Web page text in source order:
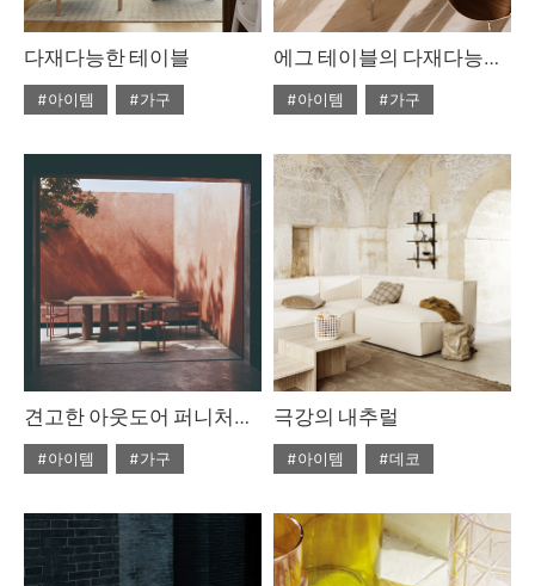
다재다능한 테이블
#아이템
#가구
에그 테이블의 다재다능한 아름다움
#아이템
#가구
#ISSUE265
#테이블
견고한 아웃도어 퍼니처를 찾고 있다면
#아이템
#가구
#ISSUE263
#테이블
극강의 내추럴
#아이템
#데코
#6월호 뉴
#뉴
#디올
#라탄
#리넨
#우드